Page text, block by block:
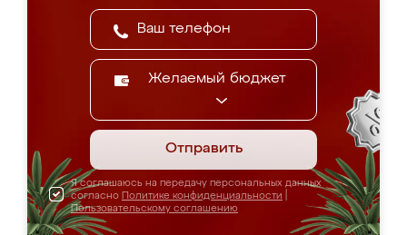
Желаемый бюджет
Отправить
Я соглашаюсь на передачу персональных данных
согласно Политике конфиденциальности
Пользовательскому соглашению